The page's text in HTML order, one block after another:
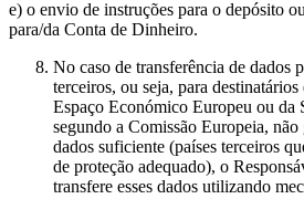
e) o envio de instruções para o depósito
para/da Conta de Dinheiro.
No caso de transferência de dados
terceiros, ou seja, para
Espaço Económico Europeu ou da
segundo a Comissão Europeia,
dados suficiente (países terceiros
de proteção adequado), o
transfere esses dados utilizando